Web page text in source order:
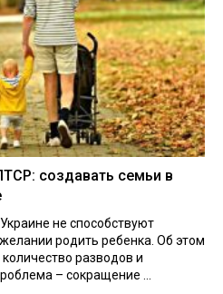
создавать семьи в
не способствуют
родить ребенка. Об этом
разводов и
– сокращение ...